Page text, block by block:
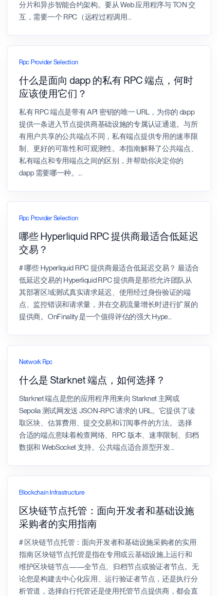
分片和异步智能合约架构。要从 Web 应用程序与 TON 交
互，需要一个 RPC（远程过程调用...
Rpc Provider Selection
什么是面向 dapp 的私有 RPC 端点，何时
应该使用它们？
私有 RPC 端点是带有 API 密钥的唯一 URL，为你的 dapp
提供一条进入节点提供商基础设施的专属认证通道。与所
有用户共享的公共端点不同，私有端点提供专用的速率限
制、更好的可靠性和可观测性。本指南解释了公共端点、
私有端点和专用端点之间的区别，并帮助你决定你的
dapp 需要哪一种。 ...
Rpc Provider Selection
哪些 Hyperliquid RPC 提供商最适合低延迟
交易？
# 哪些 Hyperliquid RPC 提供商最适合低延迟交易？ 最适合
低延迟交易的 Hyperliquid RPC 提供商是那些允许团队从
其部署区域测试真实请求延迟、使用经过身份验证的端
点、监控错误和请求量，并在交易流量增长时进行扩展的
提供商。OnFinality 是一个值得评估的强大 Hype...
Network Rpc
什么是 Starknet 端点，如何选择？
Starknet 端点是您的应用程序用来向 Starknet 主网或
Sepolia 测试网发送 JSON-RPC 请求的 URL。它提供了读
取区块、估算费用、提交交易和订阅事件的方法。 选择
合适的端点意味着检查网络、RPC 版本、速率限制、归档
数据和 WebSocket 支持。公共端点适合原型开发...
Blockchain Infrastructure
区块链节点托管：面向开发者和基础设施
采购者的实用指南
# 区块链节点托管：面向开发者和基础设施采购者的实用
指南 区块链节点托管是指在专用或云基础设施上运行和
维护区块链节点——全节点、归档节点或验证者节点。无
论您是构建去中心化应用、运行验证者节点，还是执行分
析管道，选择自行托管还是使用托管节点提供商，都会直